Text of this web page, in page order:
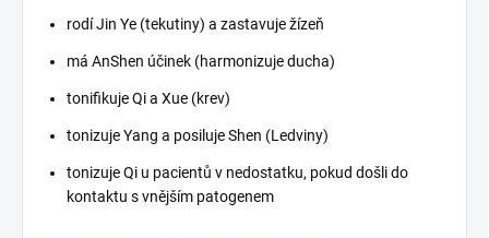
rodí Jin Ye (tekutiny) a zastavuje žízeň
má AnShen účinek (harmonizuje ducha)
tonifikuje Qi a Xue (krev)
tonizuje Yang a posiluje Shen (Ledviny)
tonizuje Qi u pacientů v nedostatku, pokud došli do
kontaktu s vnějším patogenem